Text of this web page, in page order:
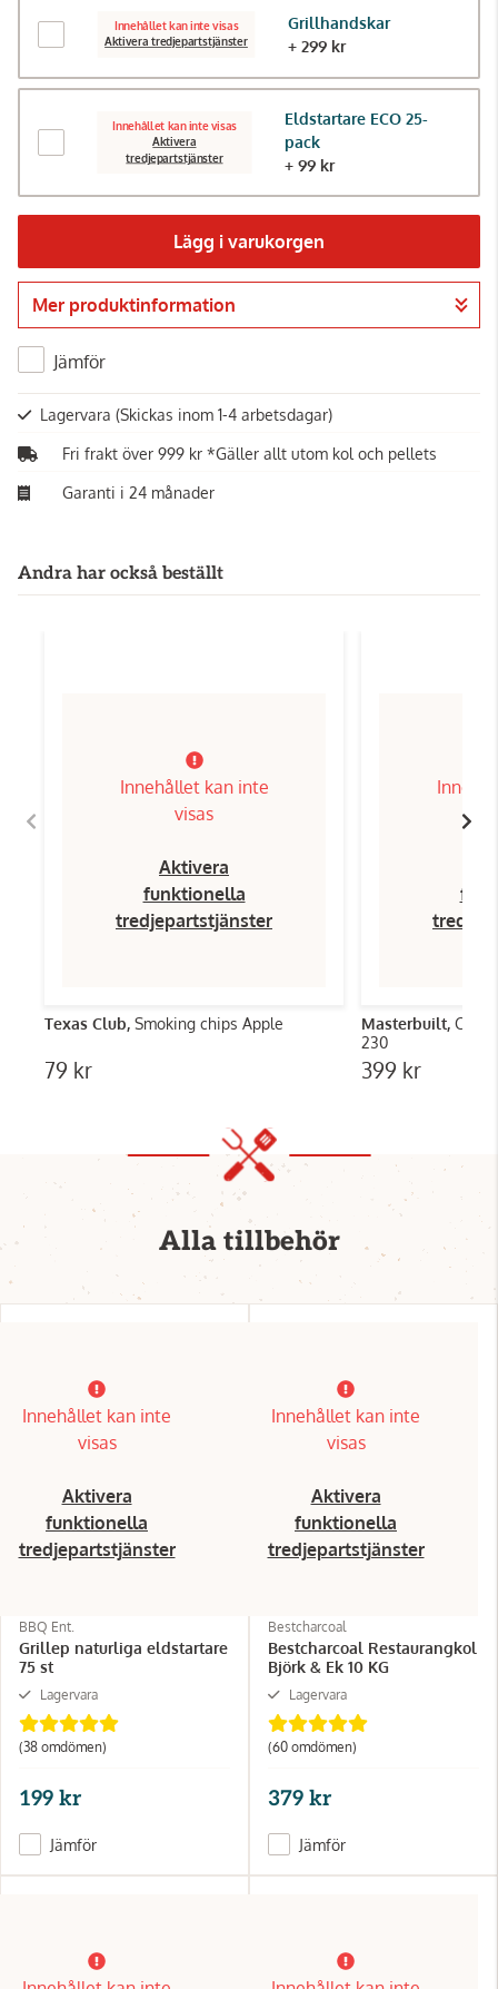
Innehållet kan inte visas
Aktivera tredjepartstjänster
Grillhandskar
+ 299 kr
Innehållet kan inte visas
Aktivera
tredjepartstjänster
Eldstartare ECO 25-
pack
+ 99 kr
Lägg i varukorgen
Gå till kassan
Mer produktinformation
Jämför
Lagervara (Skickas inom 1-4 arbetsdagar)
Fri frakt över 999 kr *Gäller allt utom kol och pellets
Garanti i 24 månader
Andra har också beställt
Innehållet kan inte
visas
Aktivera
funktionella
tredjepartstjänster
Texas Club, Smoking chips Apple
79 kr
Masterbuilt,
230
399 kr
Alla tillbehör
Innehållet kan inte
visas
Aktivera
funktionella
tredjepartstjänster
BBQ Ent.
Grillep naturliga eldstartare
75 st
Lagervara
(38 omdömen)
199 kr
Jämför
Innehållet kan inte
visas
Aktivera
funktionella
tredjepartstjänster
Bestcharcoal
Bestcharcoal Restaurangkol
Björk & Ek 10 KG
Lagervara
(60 omdömen)
379 kr
Jämför